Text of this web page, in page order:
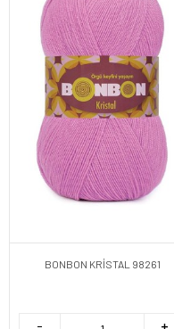
BONBON KRİSTAL 98261